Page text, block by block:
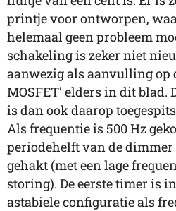
printje voor ontworpen,
helemaal geen probleem
schakeling is zeker niet
aanwezig als aanvulling op
MOSFET’ elders in dit
is dan ook daarop
Als frequentie is 500 Hz
periodehelft van de
gehakt (met een lage
storing). De eerste timer is
astabiele configuratie als